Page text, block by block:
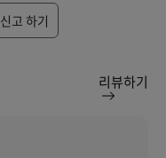
신고 하기
리뷰하기